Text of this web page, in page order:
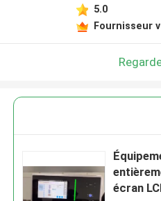
5.0
Fournisseur
écran